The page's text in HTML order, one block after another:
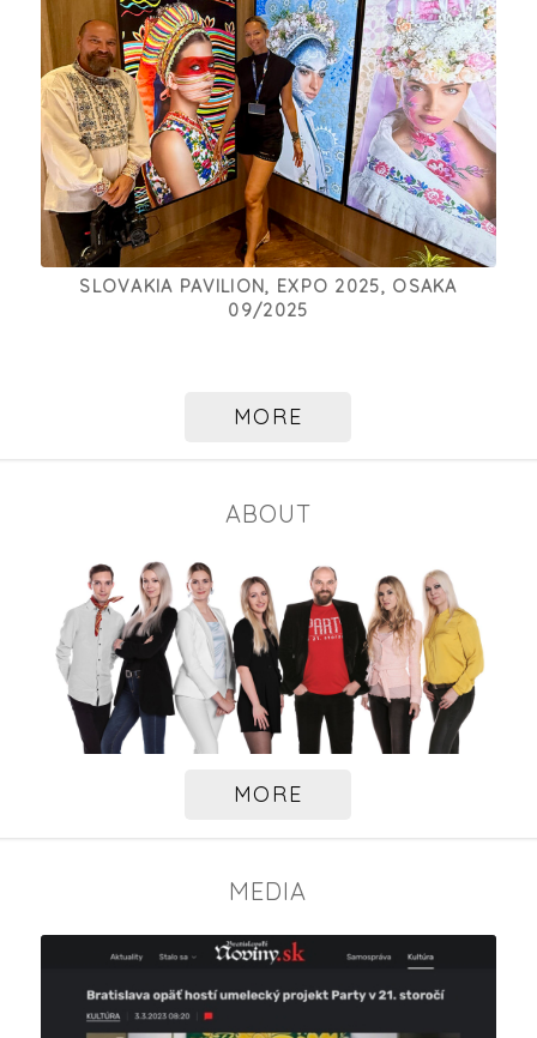
SLOVAKIA PAVILION, EXPO 2025, OSAKA
09/2025
MORE
ABOUT
MORE
MEDIA